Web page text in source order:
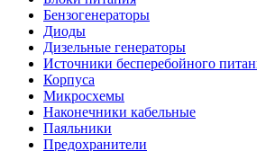
Бензогенераторы
Диоды
Дизельные генераторы
Источники бесперебойного
Корпуса
Микросхемы
Наконечники кабельные
Паяльники
Предохранители